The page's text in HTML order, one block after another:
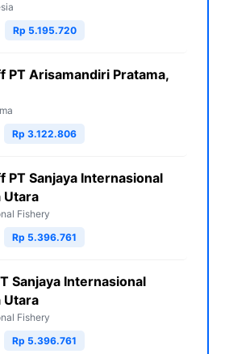
Rp 5.195.720
PT Arisamandiri Pratama,
Rp 3.122.806
PT Sanjaya Internasional
Utara
Fishery
Rp 5.396.761
Sanjaya Internasional
Utara
Fishery
Rp 5.396.761